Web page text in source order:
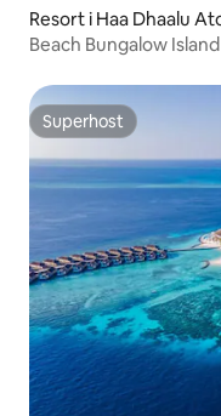
Resort i Haa Dhaalu
Beach Bungalow
Superhost
Superhost